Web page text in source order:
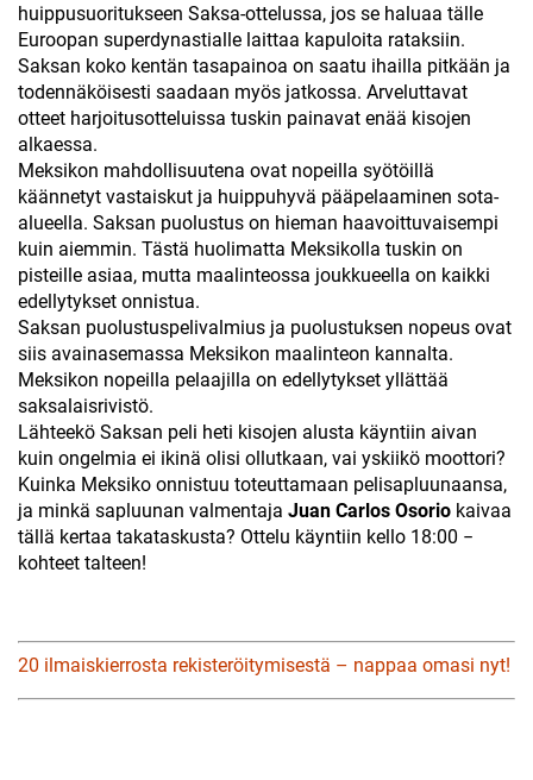
huippusuoritukseen Saksa-ottelussa, jos se haluaa tälle
Euroopan superdynastialle laittaa kapuloita rataksiin.
Saksan koko kentän tasapainoa on saatu ihailla pitkään ja
todennäköisesti saadaan myös jatkossa. Arveluttavat
otteet harjoitusotteluissa tuskin painavat enää kisojen
alkaessa.
Meksikon mahdollisuutena ovat nopeilla syötöillä
käännetyt vastaiskut ja huippuhyvä pääpelaaminen sota-
alueella. Saksan puolustus on hieman haavoittuvaisempi
kuin aiemmin. Tästä huolimatta Meksikolla tuskin on
pisteille asiaa, mutta maalinteossa joukkueella on kaikki
edellytykset onnistua.
Saksan puolustuspelivalmius ja puolustuksen nopeus ovat
siis avainasemassa Meksikon maalinteon kannalta.
Meksikon nopeilla pelaajilla on edellytykset yllättää
saksalaisrivistö.
Lähteekö Saksan peli heti kisojen alusta käyntiin aivan
kuin ongelmia ei ikinä olisi ollutkaan, vai yskiikö moottori?
Kuinka Meksiko onnistuu toteuttamaan pelisapluunaansa,
ja minkä sapluunan valmentaja Juan Carlos Osorio kaivaa
tällä kertaa takataskusta? Ottelu käyntiin kello 18:00 −
kohteet talteen!
20 ilmaiskierrosta rekisteröitymisestä – nappaa omasi nyt!